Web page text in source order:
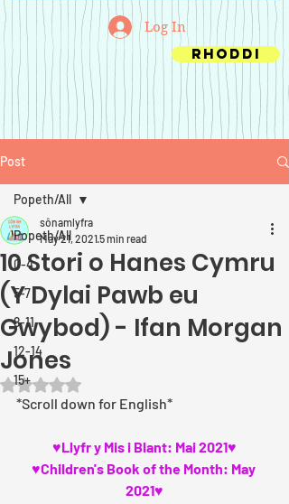
Log In
Rhoddi
Post
Popeth/All
0-4
5-7
8-11
12-14
15+
Popeth/All
10 Stori o Hanes Cymru
(Y Dylai Pawb eu
Gwybod) - Ifan Morgan
Jones
sônamlyfra
May 21, 20215 min read
Rated NaN out of 5 stars.
*Scroll down for English*
♥Llyfr y Mis i Blant: Mai 2021♥
♥Children's Book of the Month: May
2021♥